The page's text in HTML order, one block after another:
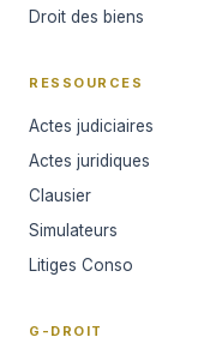
Droit des biens
RESSOURCES
Actes judiciaires
Actes juridiques
Clausier
Simulateurs
Litiges Conso
G-DROIT